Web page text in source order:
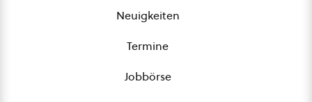
Neuigkeiten
Termine
Jobbörse